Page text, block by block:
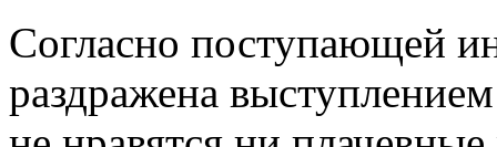
Согласно поступающей
раздражена